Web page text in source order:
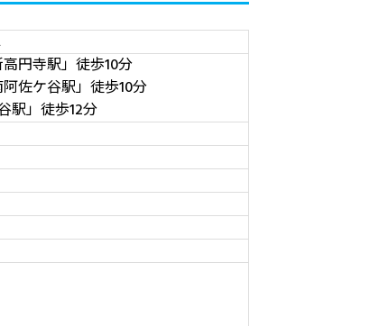
円寺駅」徒歩10分
佐ケ谷駅」徒歩10分
駅」徒歩12分